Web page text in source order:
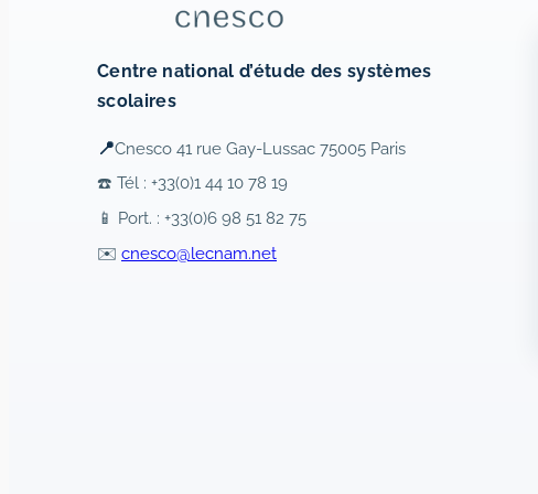
Centre national d’étude des systèmes
scolaires
📍Cnesco 41 rue Gay-Lussac 75005 Paris
☎️ Tél : +33(0)1 44 10 78 19
📱 Port. : +33(0)6 98 51 82 75
✉️ cnesco@lecnam.net